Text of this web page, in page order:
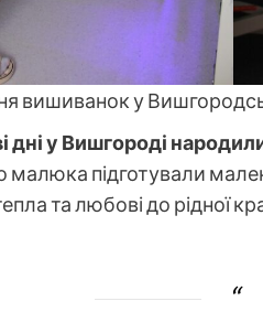
вишиванок у
дні у Вишгороді
малюка підготували
та любові до рідної